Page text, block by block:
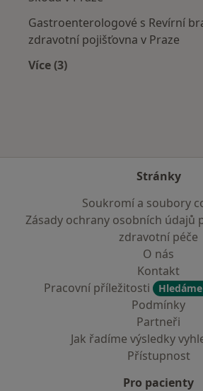
Gastroenterologové s Revírní
zdravotní pojišťovna v Praze
Více (3)
Stránky
Soukromí a soubory
Zásady ochrany osobních údajů
zdravotní péče
O nás
Kontakt
Pracovní příležitosti
Podmínky
Partneři
Jak řadíme výsledky
Přístupnost
Pro pacienty